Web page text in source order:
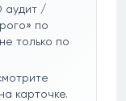
аудит /
по
только по
карточке.